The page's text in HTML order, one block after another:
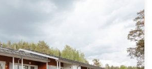
Hartolassa. Hanke
Työt alkoivat syyskuussa 2015
2016. Alatalosäätiö hallinnoi
Hartolan keskustassa.